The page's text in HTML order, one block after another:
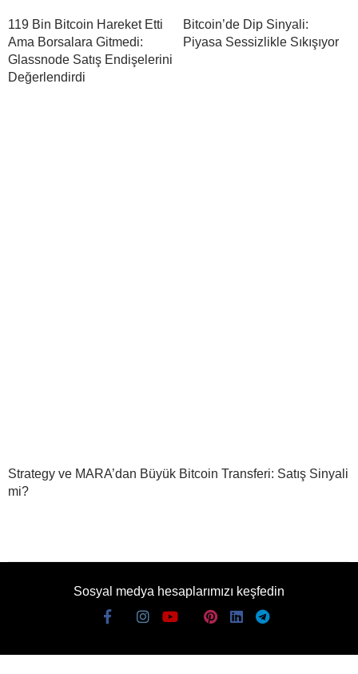
119 Bin Bitcoin Hareket Etti
Ama Borsalara Gitmedi:
Glassnode Satış Endişelerini
Değerlendirdi
Bitcoin’de Dip Sinyali:
Piyasa Sessizlikle Sıkışıyor
Strategy ve MARA’dan Büyük Bitcoin Transferi: Satış Sinyali
mi?
Sosyal medya hesaplarımızı keşfedin